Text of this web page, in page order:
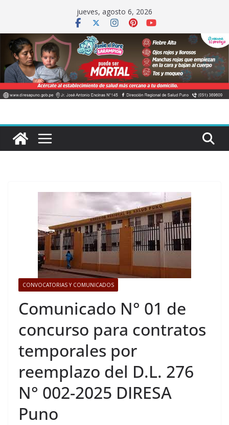
contenido
jueves, agosto 6, 2026
CONVOCATORIAS Y COMUNICADOS
Comunicado N° 01 de
concurso para contratos
temporales por
reemplazo del D.L. 276
N° 002-2025 DIRESA
Puno